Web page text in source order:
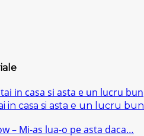
in casa si asta e un lucru bun